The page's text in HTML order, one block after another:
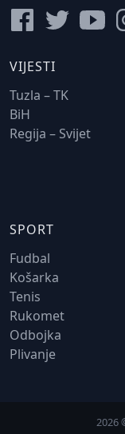
VIJESTI
Tuzla – TK
BiH
Regija – Svijet
SPORT
Fudbal
Košarka
Tenis
Rukomet
Odbojka
Plivanje
2026